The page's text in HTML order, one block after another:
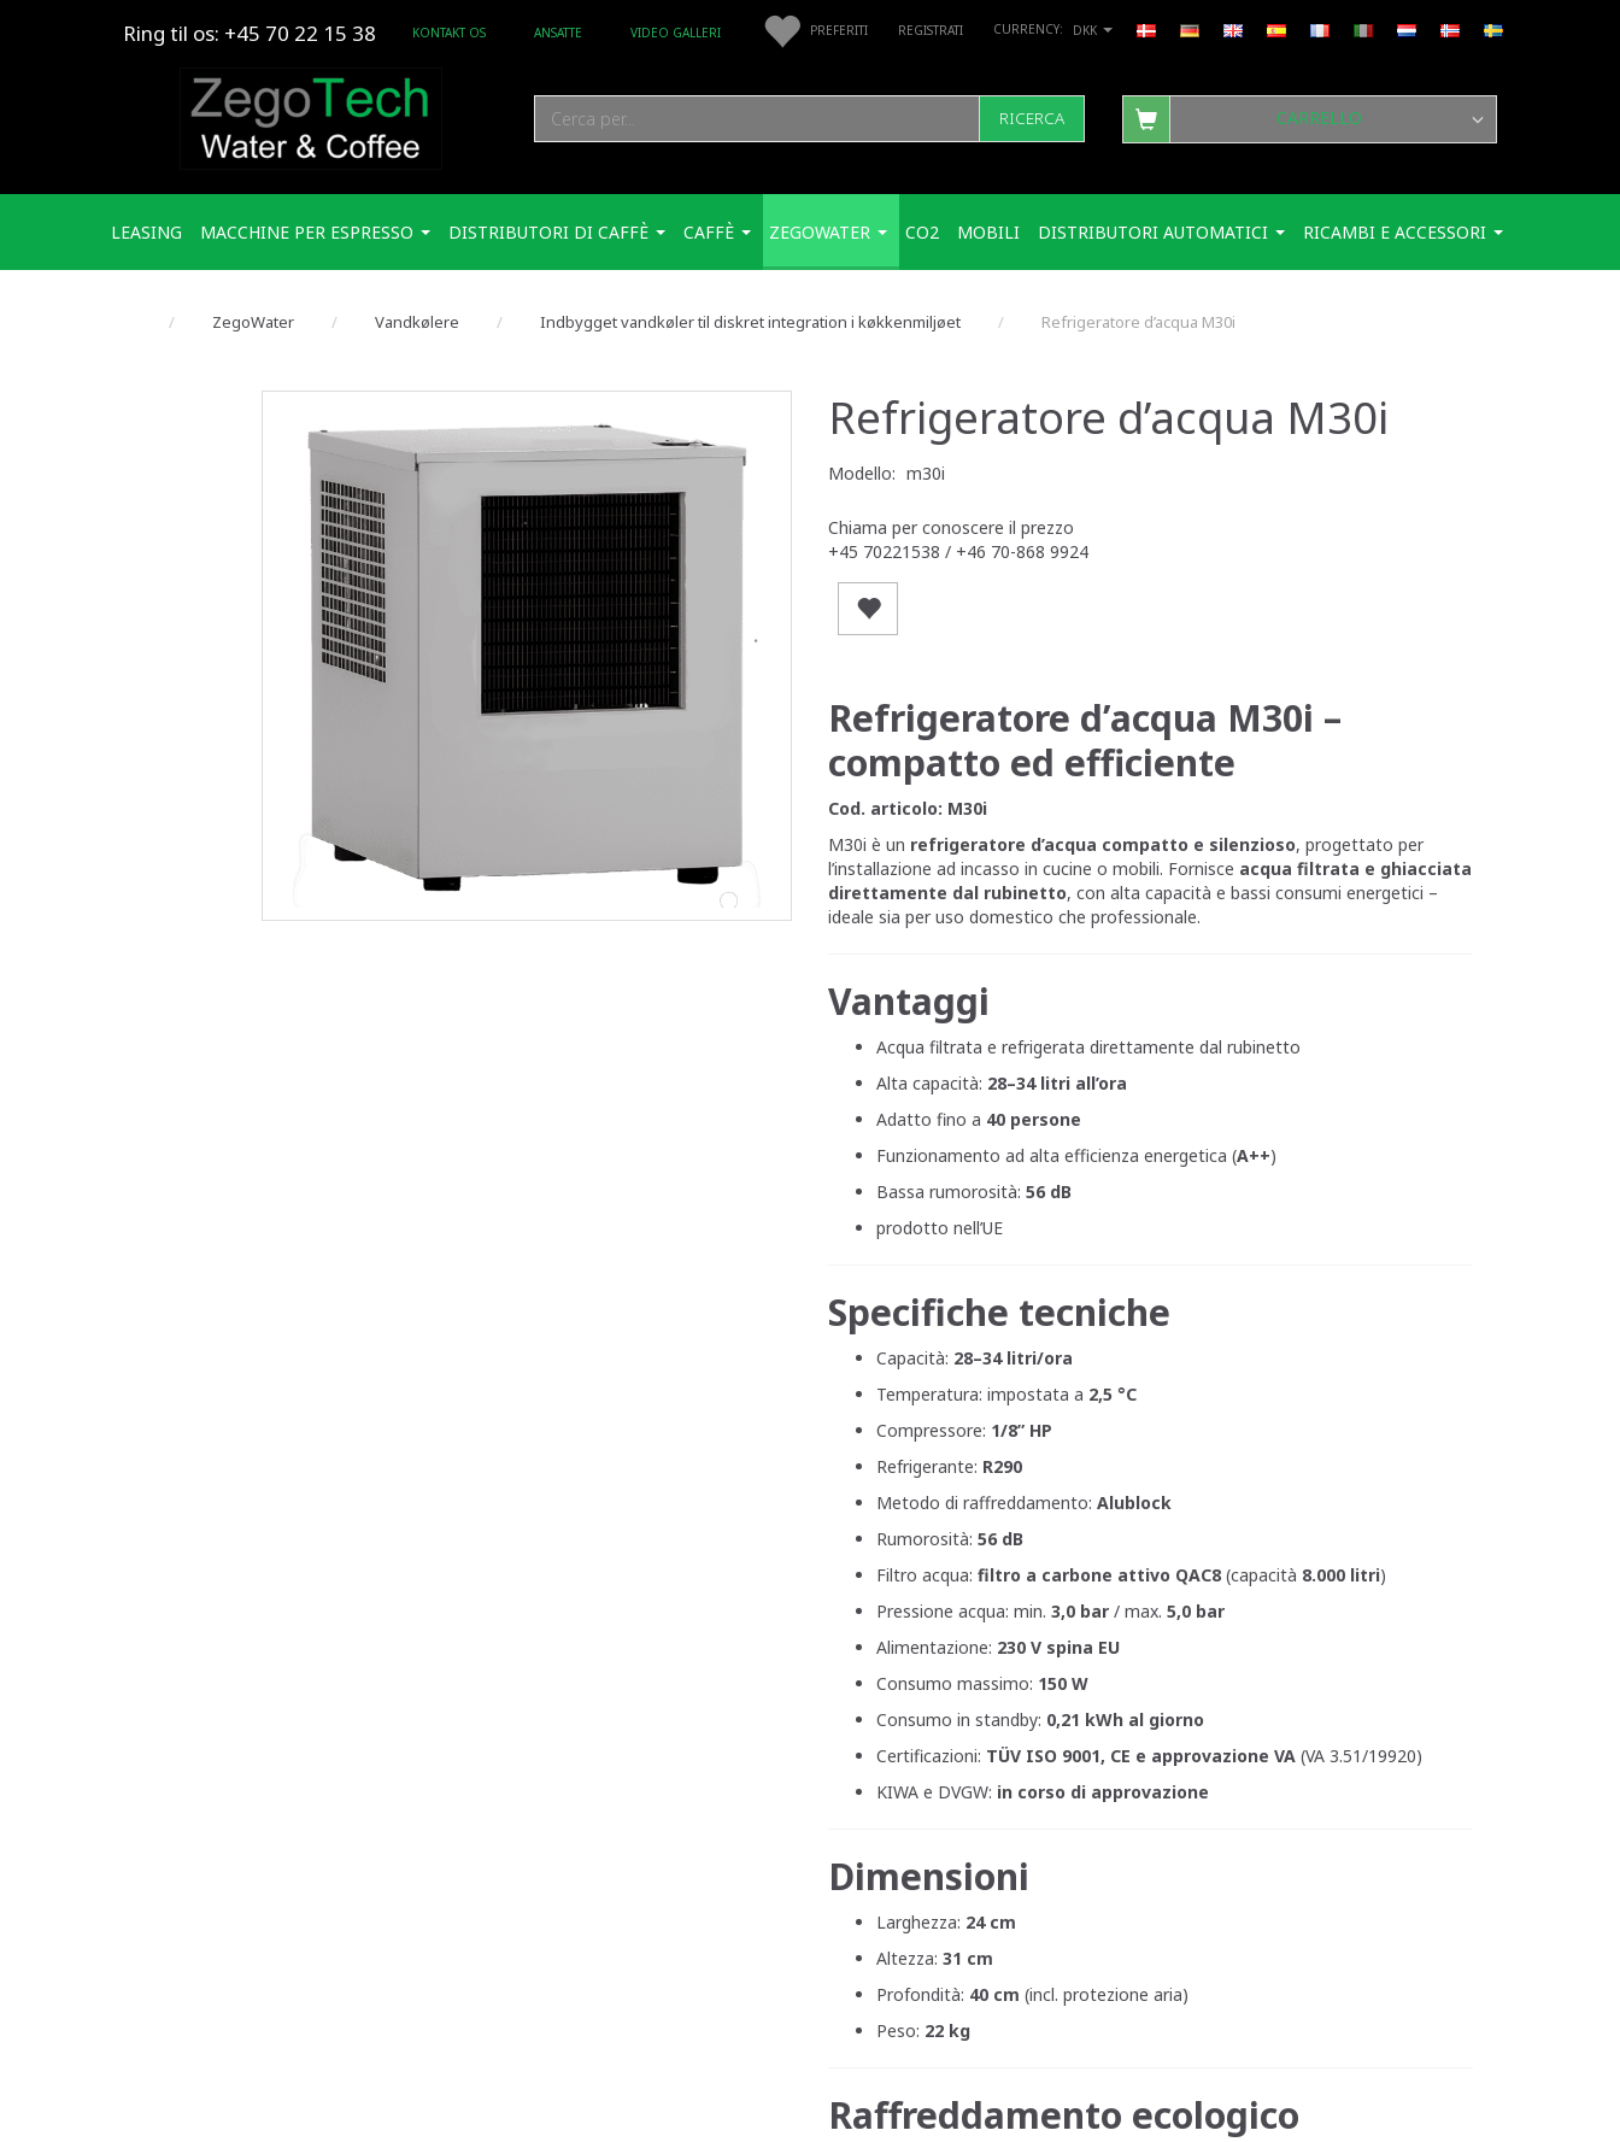
DKK
PREFERITI REGISTRATI
Ring til os: +45 70 22 15 38 KONTAKT OS ANSATTE VIDEO GALLERI
RICERCA CARRELLO
LEASING MACCHINE PER ESPRESSO DISTRIBUTORI DI CAFFÈ CAFFÈ ZEGOWATER CO2 MOBILI DISTRIBUTORI AUTOMATICI RICAMBI E ACCESSORI
ZegoWater Vandkølere Indbygget vandkøler til diskret integration i køkkenmiljøet Refrigeratore d’acqua M30i
Refrigeratore d’acqua M30i
Modello: m30i
Chiama per conoscere il prezzo
+45 70221538 / +46 70-868 9924
Refrigeratore d’acqua M30i –
compatto ed efficiente
Cod. articolo: M30i
M30i è un refrigeratore d’acqua compatto e silenzioso, progettato per
l’installazione ad incasso in cucine o mobili. Fornisce acqua filtrata e ghiacciata
direttamente dal rubinetto, con alta capacità e bassi consumi energetici –
ideale sia per uso domestico che professionale.
Vantaggi
Acqua filtrata e refrigerata direttamente dal rubinetto
Alta capacità: 28–34 litri all’ora
Adatto fino a 40 persone
Funzionamento ad alta efficienza energetica (A++)
Bassa rumorosità: 56 dB
prodotto nell’UE
Specifiche tecniche
Capacità: 28–34 litri/ora
Temperatura: impostata a 2,5 °C
Compressore: 1/8” HP
Refrigerante: R290
Metodo di raffreddamento: Alublock
Rumorosità: 56 dB
Filtro acqua: filtro a carbone attivo QAC8 (capacità 8.000 litri)
Pressione acqua: min. 3,0 bar / max. 5,0 bar
Alimentazione: 230 V spina EU
Consumo massimo: 150 W
Consumo in standby: 0,21 kWh al giorno
Certificazioni: TÜV ISO 9001, CE e approvazione VA (VA 3.51/19920)
KIWA e DVGW: in corso di approvazione
Dimensioni
Larghezza: 24 cm
Altezza: 31 cm
Profondità: 40 cm (incl. protezione aria)
Peso: 22 kg
Raffreddamento ecologico